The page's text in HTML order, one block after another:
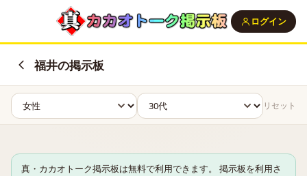
ログイン
福井の掲示板
リセット
真・カカオトーク掲示板は無料で利用できます。 掲示板を利用さ